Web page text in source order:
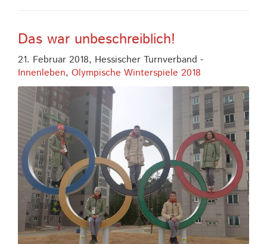
Das war unbeschreiblich!
21. Februar 2018, Hessischer Turnverband -
Innenleben, Olympische Winterspiele 2018